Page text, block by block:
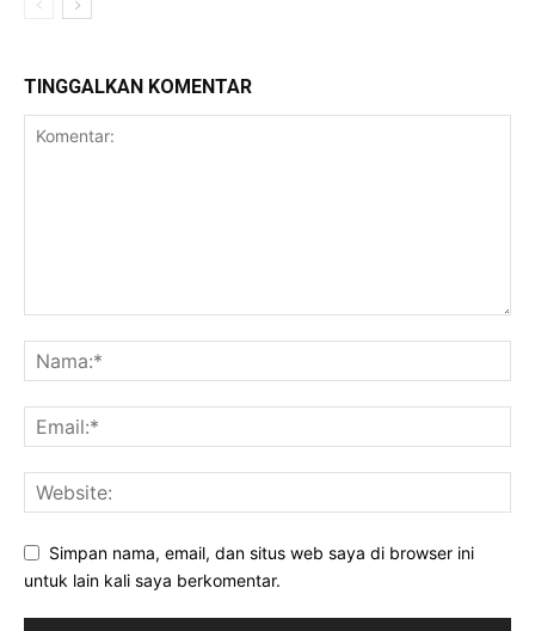
TINGGALKAN KOMENTAR
Simpan nama, email, dan situs web saya di browser ini
untuk lain kali saya berkomentar.